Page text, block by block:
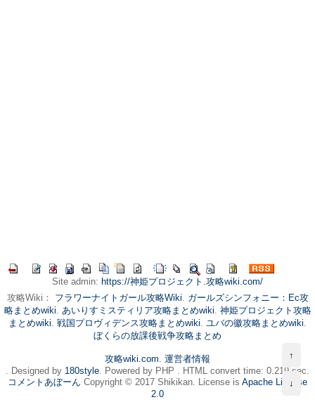
Site admin: https://神姫プロジェクト.攻略wiki.com/
攻略Wiki： フラワーナイトガール攻略Wiki. ガールズシンフォニー：Ec攻
略まとめwiki. あいりすミスティリア攻略まとめwiki. 神姫プロジェクト攻略
まとめwiki. 戦国プロヴィデンス攻略まとめwiki. ユバの徽攻略まとめwiki.
ぼくらの放課後戦争攻略まとめ
攻略wiki.com. 運営者情報
. Designed by 180style. Powered by PHP . HTML convert time: 0.219 sec.
コメントあぼーん Copyright © 2017 Shikikan. License is Apache License
2.0
↑
↓